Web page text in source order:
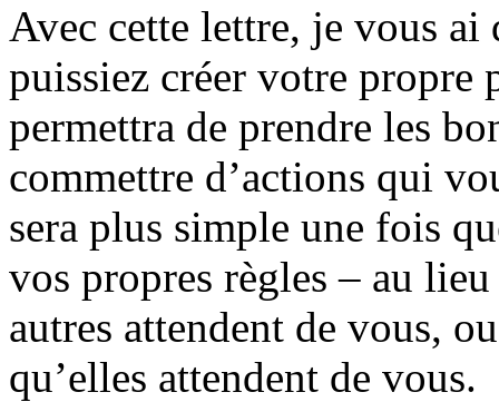
Avec cette lettre, je vous
puissiez créer votre
permettra de prendre les
commettre d’actions qui
sera plus simple une fois
vos propres règles – au
autres attendent de vous,
qu’elles attendent de vous.